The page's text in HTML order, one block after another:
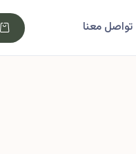
تواصل معنا